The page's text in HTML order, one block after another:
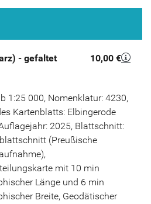
- gefaltet 10,00 €
1:25 000, Nomenklatur: 4230,
Kartenblatts: Elbingerode
2025, Blattschnitt:
(Preußische
mit 10 min
Länge und 6 min
Breite, Geodätischer